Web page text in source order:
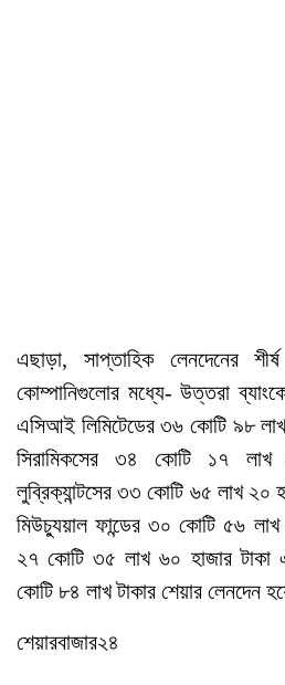
এছাড়া, সাপ্তাহিক লেনদেনের
কোম্পানিগুলোর মধ্যে- উত্তরা
এসিআই লিমিটেডের ৩৬ কোটি ৯৮
সিরামিকসের ৩৪ কোটি ১৭ লাখ
লুব্রিক্যান্টসের ৩৩ কোটি ৬৫ লাখ ২০
মিউচ্যুয়াল ফান্ডের ৩০ কোটি ৫৬ লাখ
২৭ কোটি ৩৫ লাখ ৬০ হাজার টাকা
কোটি ৮৪ লাখ টাকার শেয়ার লেনদেন
শেয়ারবাজার২৪